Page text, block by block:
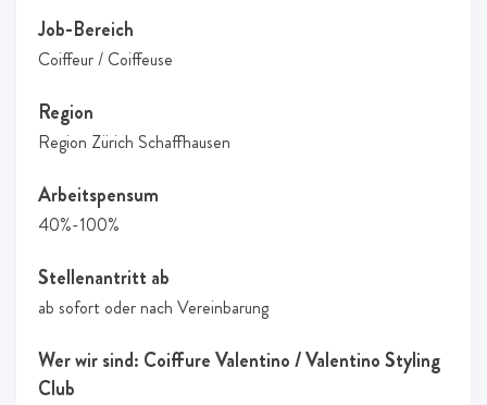
Job-Bereich
Coiffeur / Coiffeuse
Region
Region Zürich Schaffhausen
Arbeitspensum
40%-100%
Stellenantritt ab
ab sofort oder nach Vereinbarung
Wer wir sind: Coiffure Valentino / Valentino Styling
Club